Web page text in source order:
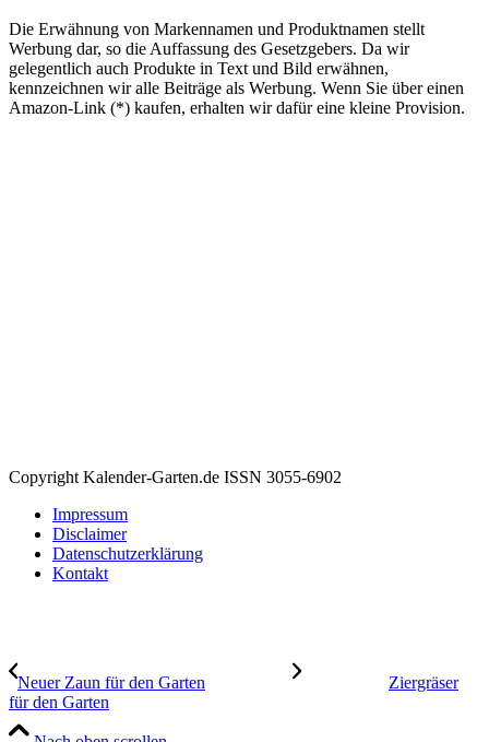
Die Erwähnung von Markennamen und Produktnamen stellt
Werbung dar, so die Auffassung des Gesetzgebers. Da wir
gelegentlich auch Produkte in Text und Bild erwähnen,
kennzeichnen wir alle Beiträge als Werbung. Wenn Sie über einen
Amazon-Link (*) kaufen, erhalten wir dafür eine kleine Provision.
Copyright Kalender-Garten.de ISSN 3055-6902
Impressum
Disclaimer
Datenschutzerklärung
Kontakt
Neuer Zaun für den Garten
Ziergräser
für den Garten